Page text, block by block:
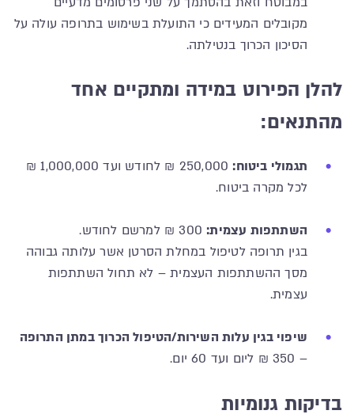
מקובלים המעידים כי התועלת בשימוש בתרופה עולה על
הסיכון הכרוך בנטילתה.
להלן הפירוט במידה ומתקיים אחד
מהתנאים:
תגמולי ביטוח:
250,000 ₪ לחודש ועד 1,000,000 ₪
לכל מקרה ביטוח.
השתתפות עצמית:
בגין תרופה לטיפול במחלת הסרטן אשר עלותה גבוהה
מסך ההשתתפות העצמית – לא תחול השתתפות
עצמית.
שיפוי בגין עלות השירות/הטיפול הכרוך במתן התרופה
– 350 ₪ ליום ועד 60 יום.
בדיקות גנומיות